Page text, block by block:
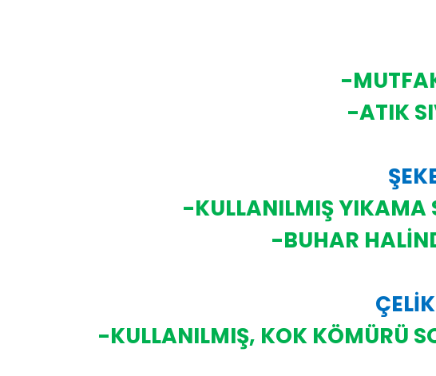
-
-ATIK
-KULLANILMIŞ YIKAMA
-BUHAR
-KULLANILMIŞ, KOK KÖMÜRÜ